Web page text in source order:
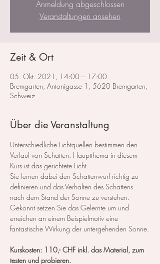
Anmeldung abgeschlossen
Veranstaltungen ansehen
Zeit & Ort
05. Okt. 2021, 14:00 – 17:00
Bremgarten, Antonigasse 1, 5620 Bremgarten,
Schweiz
Über die Veranstaltung
Unterschiedliche Lichtquellen bestimmen den
Verlauf von Schatten. Hauptthema in diesem
Kurs ist das gerichtete Licht.
Sie lernen dabei den Schattenwurf richtig zu
definieren und das Verhalten des Schattens
nach dem Stand der Sonne zu verstehen.
Gekonnt setzen Sie das Gelernte um und
erreichen an einem Beispielmotiv eine
fantastische Wirkung der untergehenden Sonne.
Kurskosten: 110,- CHF inkl. das Material, zum
testen und probieren.